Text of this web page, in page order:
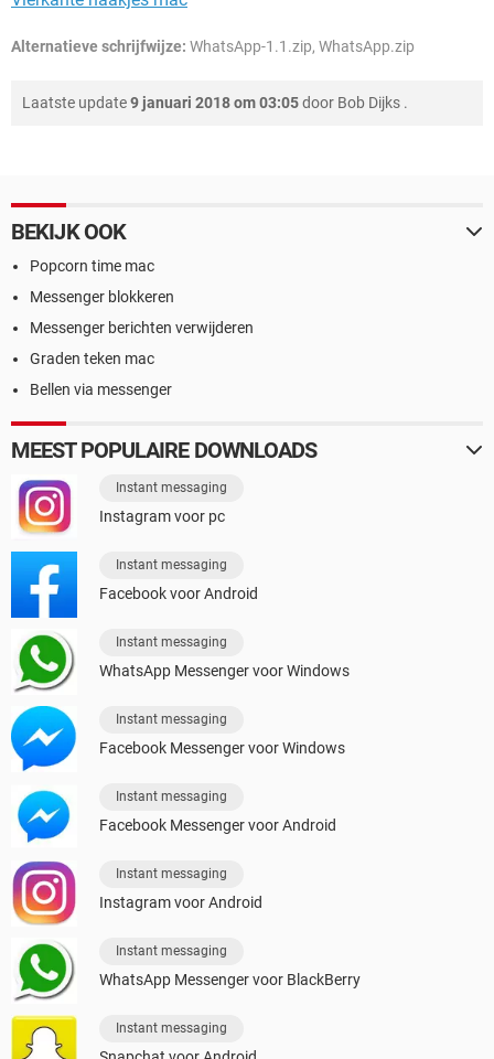
Alternatieve schrijfwijze: WhatsApp-1.1.zip, WhatsApp.zip
Laatste update9 januari 2018 om 03:05door Bob Dijks .
BEKIJK OOK
Popcorn time mac
Messenger blokkeren
Messenger berichten verwijderen
Graden teken mac
Bellen via messenger
MEEST POPULAIRE DOWNLOADS
Instant messaging
Instagram voor pc
Instant messaging
Facebook voor Android
Instant messaging
WhatsApp Messenger voor Windows
Instant messaging
Facebook Messenger voor Windows
Instant messaging
Facebook Messenger voor Android
Instant messaging
Instagram voor Android
Instant messaging
WhatsApp Messenger voor BlackBerry
Instant messaging